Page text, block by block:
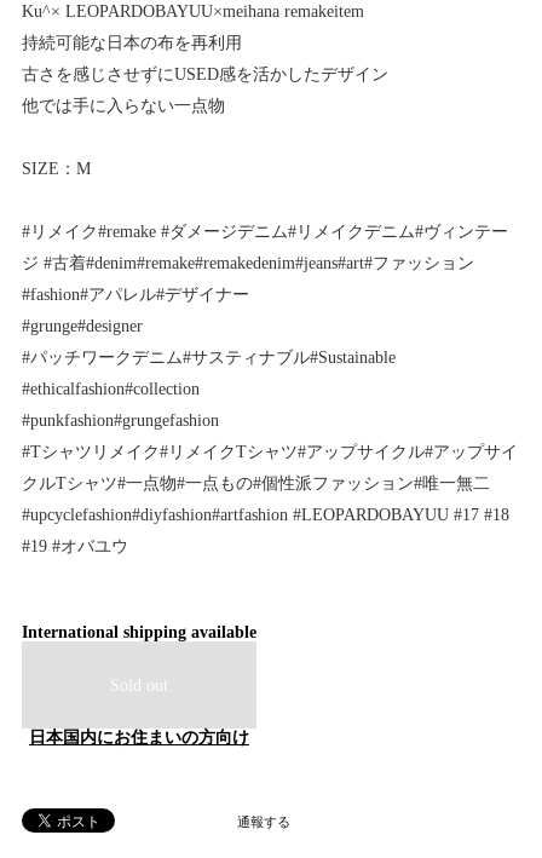
Ku^× LEOPARDOBAYUU×meihana remakeitem
持続可能な日本の布を再利用
古さを感じさせずにUSED感を活かしたデザイン
他では手に入らない一点物
SIZE：M
#リメイク#remake #ダメージデニム#リメイクデニム#ヴィンテー
ジ #古着#denim#remake#remakedenim#jeans#art#ファッション
#fashion#アパレル#デザイナー
#grunge#designer
#パッチワークデニム#サスティナブル#Sustainable
#ethicalfashion#collection
#punkfashion#grungefashion
#Tシャツリメイク#リメイクTシャツ#アップサイクル#アップサイ
クルTシャツ#一点物#一点もの#個性派ファッション#唯一無二
#upcyclefashion#diyfashion#artfashion #LEOPARDOBAYUU #17 #18
#19 #オバユウ
International shipping available
Sold out
日本国内にお住まいの方向け
通報する